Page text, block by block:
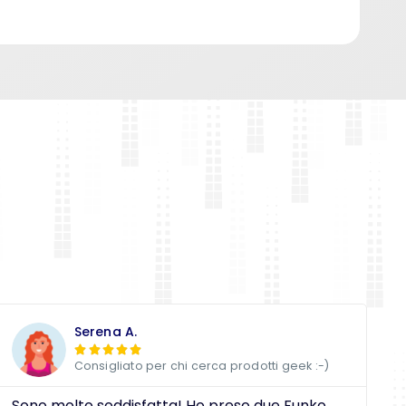
Serena A.
 
Consigliato per chi cerca prodotti geek :-)